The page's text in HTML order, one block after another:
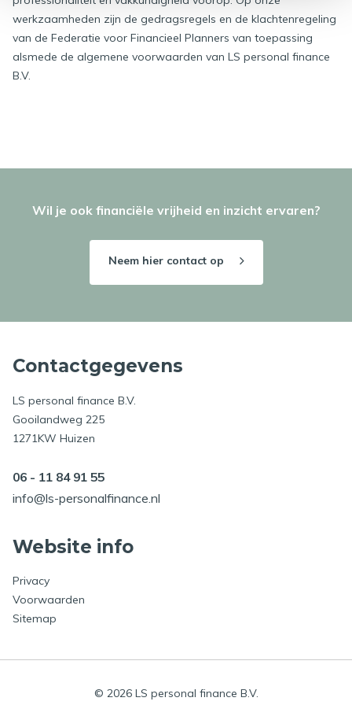
werkzaamheden zijn de gedragsregels en de klachtenregeling
van de Federatie voor Financieel Planners van toepassing
alsmede de algemene voorwaarden van LS personal finance
B.V.
Wil je ook financiële vrijheid en inzicht ervaren?
Neem hier contact op
Contactgegevens
LS personal finance B.V.
Gooilandweg 225
1271KW Huizen
06 - 11 84 91 55
info@ls-personalfinance.nl
Website info
Privacy
Voorwaarden
Sitemap
© 2026 LS personal finance B.V.